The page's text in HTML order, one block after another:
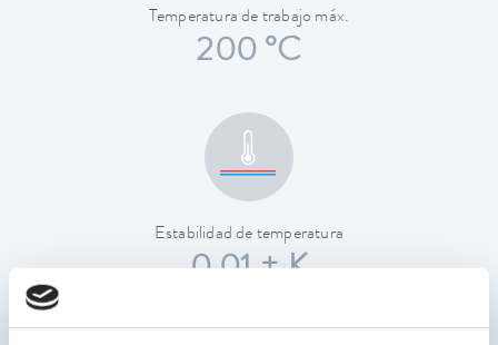
Temperatura de trabajo máx.
200 °C
Estabilidad de temperatura
0,01 ± K